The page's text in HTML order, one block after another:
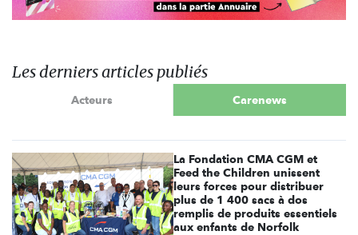
Les derniers articles publiés
Acteurs Carenews
La Fondation CMA CGM et
Feed the Children unissent
leurs forces pour distribuer
plus de 1 400 sacs à dos
remplis de produits essentiels
aux enfants de Norfolk